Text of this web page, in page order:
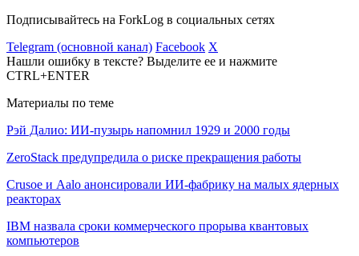
Подписывайтесь на ForkLog в социальных сетях
Telegram (основной канал) Facebook X
Нашли ошибку в тексте? Выделите ее и нажмите
CTRL+ENTER
Материалы по теме
Рэй Далио: ИИ-пузырь напомнил 1929 и 2000 годы
ZeroStack предупредила о риске прекращения работы
Crusoe и Aalo анонсировали ИИ-фабрику на малых ядерных
реакторах
IBM назвала сроки коммерческого прорыва квантовых
компьютеров